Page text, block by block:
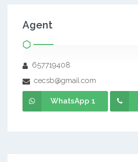
Agent
657719408
cecsb@gmail.com
WhatsApp 1